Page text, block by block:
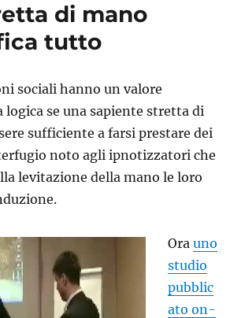
di mano
tutto
sociali hanno un valore
logica se una sapiente stretta di
sufficiente a farsi prestare dei
noto agli ipnotizzatori che
levitazione della mano le loro
Orauno
studio
pubblic
ato on-